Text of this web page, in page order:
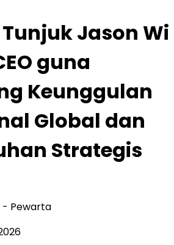
Tunjuk Jason Wi
guna
Keunggulan
Global dan
Strategis
- Pewarta